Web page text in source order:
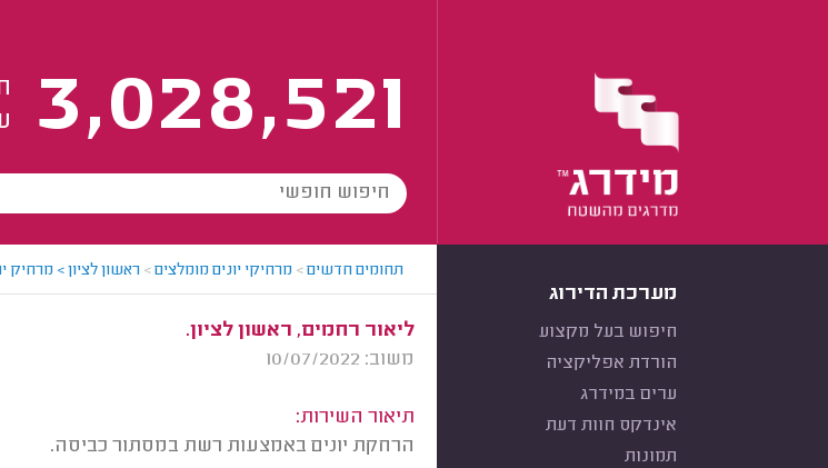
3,028,521
מערכת הדירוג
חיפוש בעל מקצוע
הורדת אפליקציה
ערים במידרג
אינדקס חוות דעת
תמונות
תחומים חדשים> מרחיקי יונים מומלצים> ראשון לציון > מרחיק
ליאור רחמים, ראשון לציון.
משוב: 10/07/2022
תיאור השירות:
הרחקת יונים באמצעות רשת במסתור כביסה.